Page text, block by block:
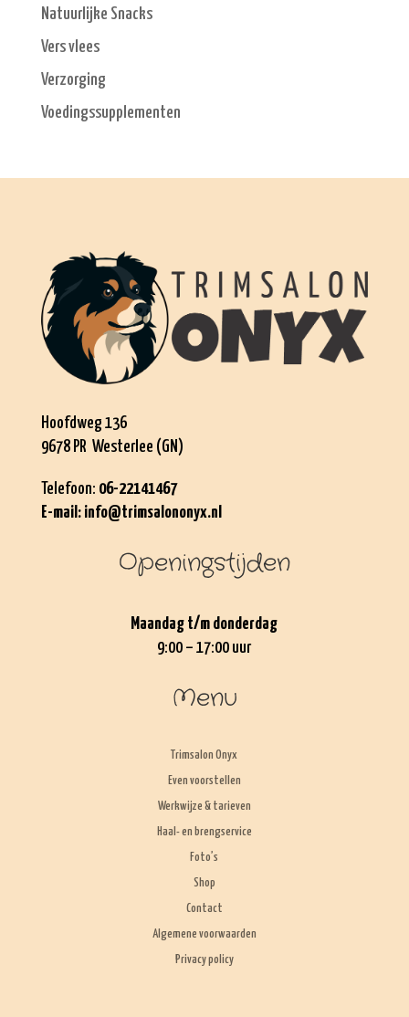
Natuurlijke Snacks
Vers vlees
Verzorging
Voedingssupplementen
Hoofdweg 136
9678 PR Westerlee (GN)
Telefoon: 06-22141467
E-mail: info@trimsalononyx.nl
Openingstijden
Maandag t/m donderdag
9:00 – 17:00 uur
Menu
Trimsalon Onyx
Even voorstellen
Werkwijze & tarieven
Haal- en brengservice
Foto’s
Shop
Contact
Algemene voorwaarden
Privacy policy